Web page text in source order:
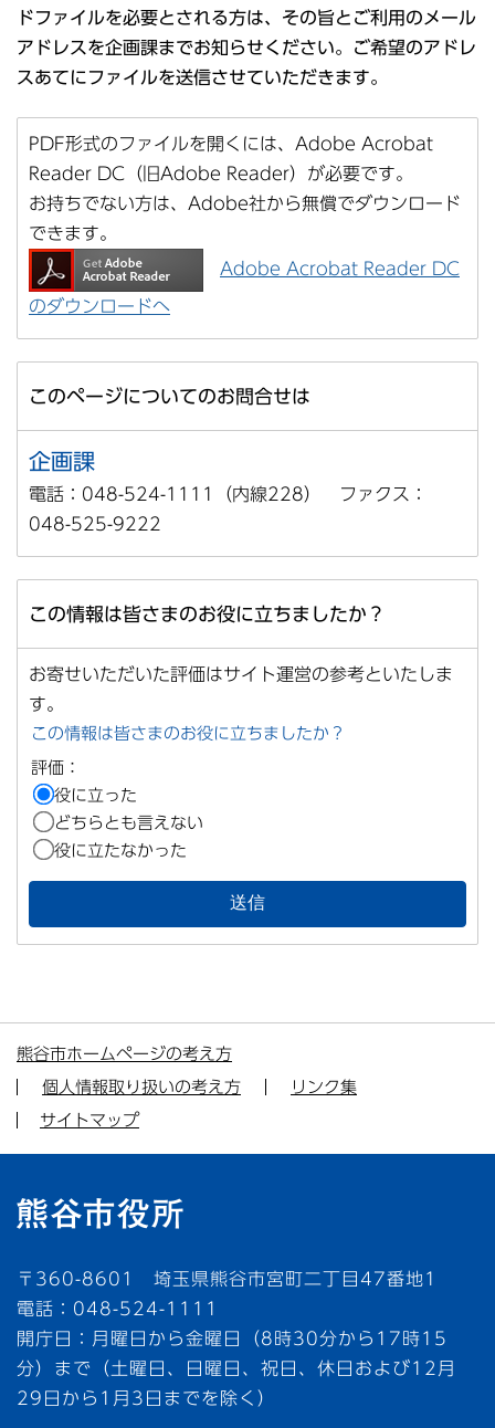
ドファイルを必要とされる方は、その旨とご利用のメール
アドレスを企画課までお知らせください。ご希望のアドレ
スあてにファイルを送信させていただきます。
PDF形式のファイルを開くには、Adobe Acrobat
Reader DC（旧Adobe Reader）が必要です。
お持ちでない方は、Adobe社から無償でダウンロード
できます。
Adobe Acrobat Reader DC
のダウンロードへ
このページについてのお問合せは
企画課
電話：048-524-1111（内線228） ファクス：
048-525-9222
この情報は皆さまのお役に立ちましたか？
お寄せいただいた評価はサイト運営の参考といたしま
す。
この情報は皆さまのお役に立ちましたか？
評価：
役に立った
どちらとも言えない
役に立たなかった
熊谷市ホームページの考え方
個人情報取り扱いの考え方
リンク集
サイトマップ
〒360-8601 埼玉県熊谷市宮町二丁目47番地1
電話：048-524-1111
開庁日：月曜日から金曜日（8時30分から17時15
分）まで（土曜日、日曜日、祝日、休日および12月
29日から1月3日までを除く）